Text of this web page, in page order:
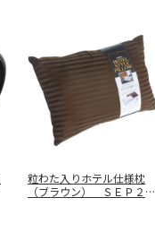
粒わた入りホテル仕様枕
（ブラウン） ＳＥＰ２５